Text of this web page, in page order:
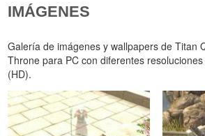
IMÁGENES
Galería de imágenes y wallpapers de Titan
Throne para PC con diferentes
(HD).